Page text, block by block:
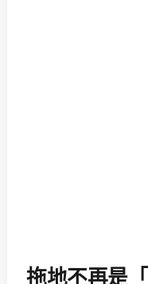
拖地不再是